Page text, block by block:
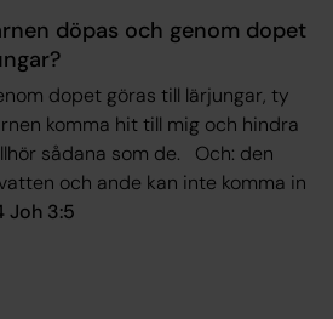
döpas och genom dopet
dopet göras till lärjungar, ty
komma hit till mig och hindra
sådana som de. Och: den
och ande kan inte komma in
Joh 3:5